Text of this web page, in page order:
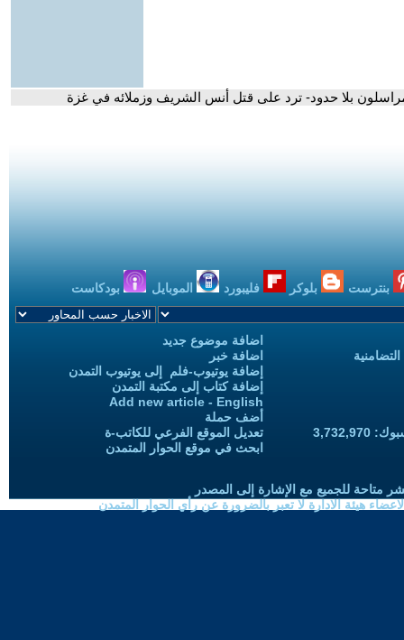
بلا حدود- ترد على قتل أنس الشريف وزملائه في غزة
بنترست بلوكر فليبورد الموبايل بودكاست
اضافة موضوع جديد
اضافة خبر
إضافة يوتيوب-فلم إلى يوتيوب التمدن
إضافة كتاب إلى مكتبة التمدن
Add new article - English
أضف حملة
تعديل الموقع الفرعي للكاتب-ة
ابحث في موقع الحوار المتمدن
متاحة للجميع مع الإشارة إلى المصدر
هيئة الادارة لا تعبر بالضرورة عن رأي الحوار المتمدن